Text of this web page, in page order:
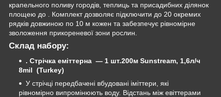
крапельного поливу городів, теплиць та присадибних ділянок
площею до . Комплект дозволяє підключити до 20 окремих
рядків довжиною по 10 м кожен та забезпечує рівномірне
зволоження прикореневої зони рослин.
Склад набору:
. Стрічка еміттерна — 1 шт.200м Sunstream, 1,6л/ч
8mil (Turkey)
У стрічці передбачені вбудовані іміттери, які
рівномірно випромінюють воду. Відстань між евіттерами